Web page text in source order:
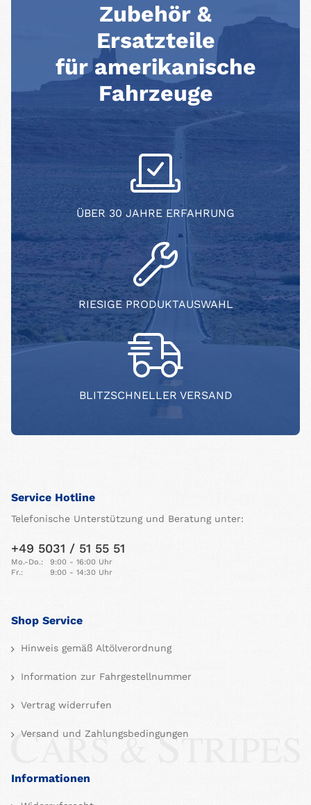
Zubehör &
Ersatzteile
für amerikanische
Fahrzeuge
ÜBER 30 JAHRE ERFAHRUNG
RIESIGE PRODUKTAUSWAHL
BLITZSCHNELLER VERSAND
Service Hotline
Telefonische Unterstützung und Beratung unter:
+49 5031 / 51 55 51
Mo.-Do.:
9:00 - 16:00 Uhr
Fr.:
9:00 - 14:30 Uhr
Shop Service
Hinweis gemäß Altölverordnung
Information zur Fahrgestellnummer
Vertrag widerrufen
Versand und Zahlungsbedingungen
Informationen